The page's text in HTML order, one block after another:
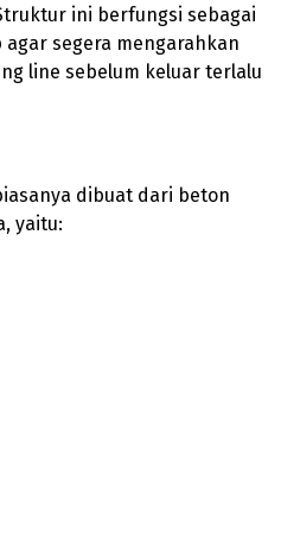
ini berfungsi sebagai
segera mengarahkan
line sebelum keluar terlalu
dibuat dari beton
yaitu: